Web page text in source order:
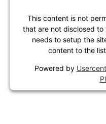
This content is not
that are not disclosed to
needs to setup the
content to the
Powered by